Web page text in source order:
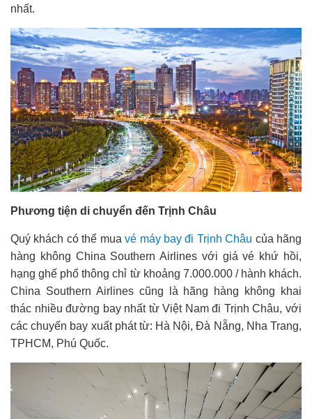
nhất.
Phương tiện di chuyển đến Trịnh Châu
Quý khách có thể muavé máy bay đi Trịnh Châu của hãng
hàng không China Southern Airlines với giá vé khứ hồi,
hạng ghế phổ thông chỉ từ khoảng 7.000.000 / hành khách.
China Southern Airlines cũng là hãng hàng không khai
thác nhiều đường bay nhất từ Việt Nam đi Trịnh Châu, với
các chuyến bay xuất phát từ: Hà Nội, Đà Nẵng, Nha Trang,
TPHCM, Phú Quốc.